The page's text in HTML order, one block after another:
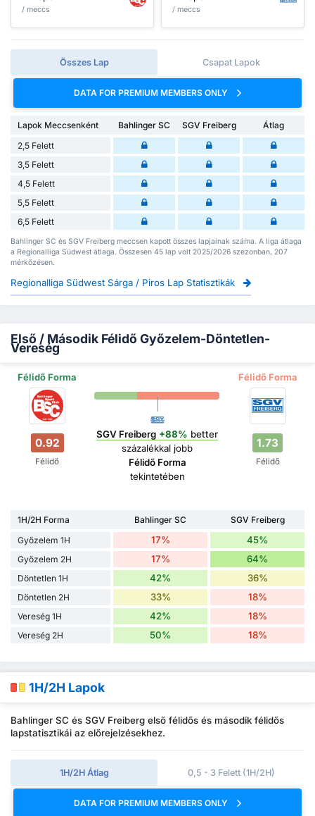
/ meccs / meccs
Összes Lap Csapat Lapok
DATA FOR PREMIUM MEMBERS ONLY
Lapok Meccsenként Bahlinger SC SGV Freiberg
Átlag
2,5 Felett
3,5 Felett
4,5 Felett
5,5 Felett
6,5 Felett
Bahlinger SC és SGV Freiberg meccsen kapott összes lapjainak száma. A liga átlaga
a Regionalliga Südwest átlaga. Összesen 45 lap volt 2025/2026 szezonban, 207
mérkőzésen.
Regionalliga Südwest Sárga / Piros Lap Statisztikák
Első / Második Félidő Győzelem-Döntetlen-
Vereség
Félidő Forma Félidő Forma
0.92
Félidő
SGV Freiberg +88% better
százalékkal jobb
Félidő Forma
tekintetében
1.73
Félidő
1H/2H Forma Bahlinger SC
SGV Freiberg
Győzelem 1H
17% 45%
Győzelem 2H 17% 64%
Döntetlen 1H 42% 36%
Döntetlen 2H 33% 18%
Vereség 1H 42% 18%
Vereség 2H 50% 18%
1H/2H Lapok
Bahlinger SC és SGV Freiberg első félidős és második félidős
lapstatisztikái az előrejelzésekhez.
1H/2H Átlag 0,5 - 3 Felett (1H/2H)
DATA FOR PREMIUM MEMBERS ONLY